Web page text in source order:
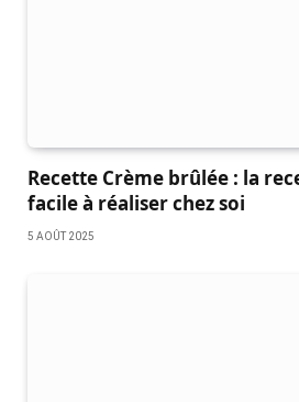
Recette Crème brûlée : la
facile à réaliser chez soi
5 AOÛT 2025